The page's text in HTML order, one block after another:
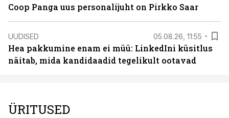
Coop Panga uus personalijuht on Pirkko Saar
UUDISED 05.08.26, 11:55
Hea pakkumine enam ei müü: LinkedIni küsitlus
näitab, mida kandidaadid tegelikult ootavad
ÜRITUSED